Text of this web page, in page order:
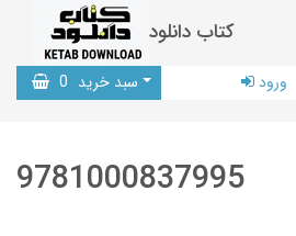
کتاب دانلود
سبد خرید 0 ورود
9781000837995